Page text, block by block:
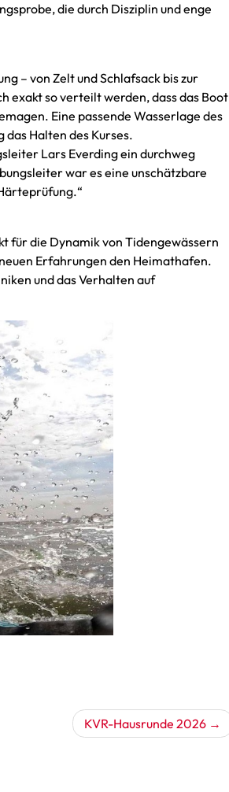
die durch Disziplin und enge
– von Zelt und Schlafsack bis zur
exakt so verteilt werden, dass das Boot
Eine passende Wasserlage des
Halten des Kurses.
Lars Everding ein durchweg
war es eine unschätzbare
für die Dynamik von Tidengewässern
Erfahrungen den Heimathafen.
und das Verhalten auf
KVR-Hausrunde 2026